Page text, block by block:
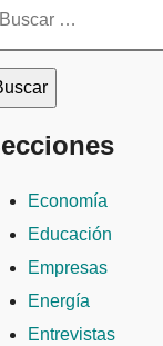
Economía
Educación
Empresas
Energía
Entrevistas